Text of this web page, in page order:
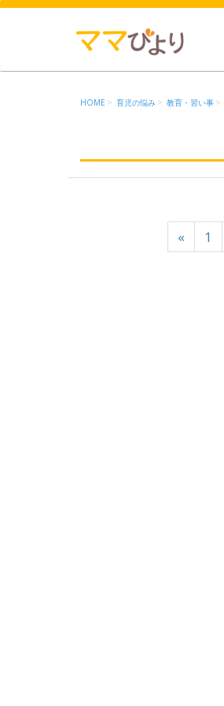
HOME 育児の悩み 教育・習い事
« 1